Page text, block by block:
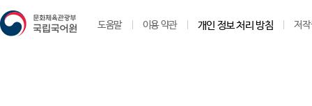
도움말 이용 약관 개인 정보 처리 방침 저